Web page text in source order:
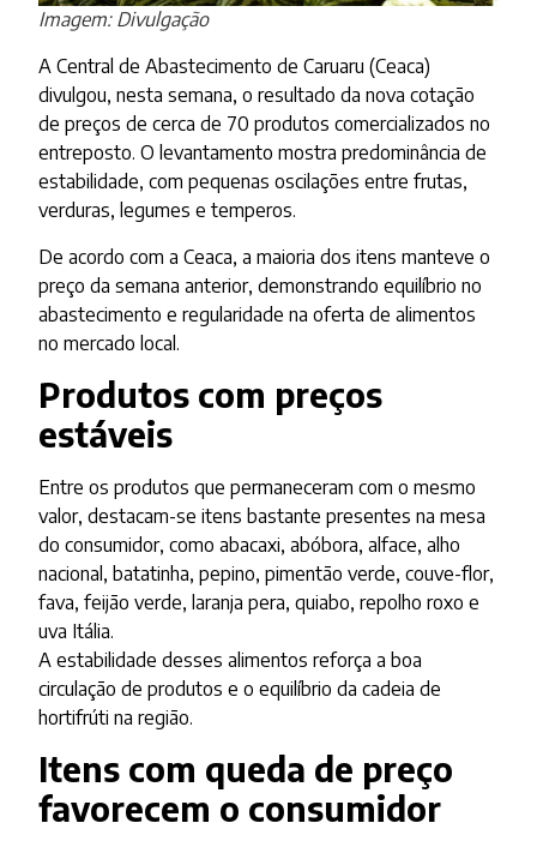
Imagem: Divulgação
A Central de Abastecimento de Caruaru (Ceaca)
divulgou, nesta semana, o resultado da nova cotação
de preços de cerca de 70 produtos comercializados no
entreposto. O levantamento mostra predominância de
estabilidade, com pequenas oscilações entre frutas,
verduras, legumes e temperos.
De acordo com a Ceaca, a maioria dos itens manteve o
preço da semana anterior, demonstrando equilíbrio no
abastecimento e regularidade na oferta de alimentos
no mercado local.
Produtos com preços
estáveis
Entre os produtos que permaneceram com o mesmo
valor, destacam-se itens bastante presentes na mesa
do consumidor, como abacaxi, abóbora, alface, alho
nacional, batatinha, pepino, pimentão verde, couve-flor,
fava, feijão verde, laranja pera, quiabo, repolho roxo e
uva Itália.
A estabilidade desses alimentos reforça a boa
circulação de produtos e o equilíbrio da cadeia de
hortifrúti na região.
Itens com queda de preço
favorecem o consumidor